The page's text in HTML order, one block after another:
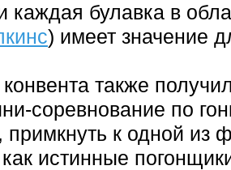
каждая булавка в
) имеет значение
также
соревнование по
примкнуть к одной из
истинные